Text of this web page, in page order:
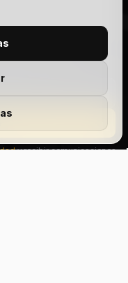
Sin spam.
y recibir comunicaciones